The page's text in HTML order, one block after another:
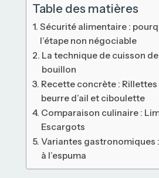
Table des matières
Sécurité alimentaire :
l’étape non négociable
La technique de cuisson
bouillon
Recette concrète : Rillettes
beurre d’ail et ciboulette
Comparaison culinaire :
Escargots
Variantes gastronomiques
à l’espuma